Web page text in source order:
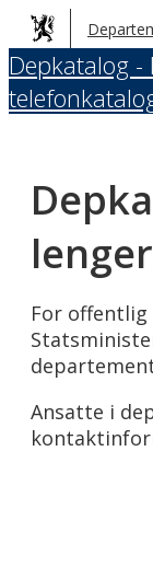
Hopp
til
hovedinnhold
Depkatalog -
For
Ansatte i